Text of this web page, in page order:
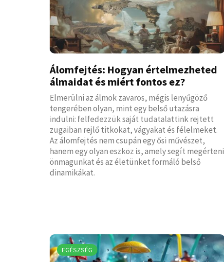
Álomfejtés: Hogyan értelmezheted
álmaidat és miért fontos ez?
Elmerülni az álmok zavaros, mégis lenyűgöző
tengerében olyan, mint egy belső utazásra
indulni: felfedezzük saját tudatalattink rejtett
zugaiban rejlő titkokat, vágyakat és félelmeket.
Az álomfejtés nem csupán egy ősi művészet,
hanem egy olyan eszköz is, amely segít megérteni
önmagunkat és az életünket formáló belső
dinamikákat.
EGÉSZSÉG